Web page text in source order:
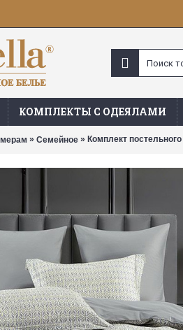
КОМПЛЕКТЫ С ОДЕЯЛАМИ
» Семейное » Комплект